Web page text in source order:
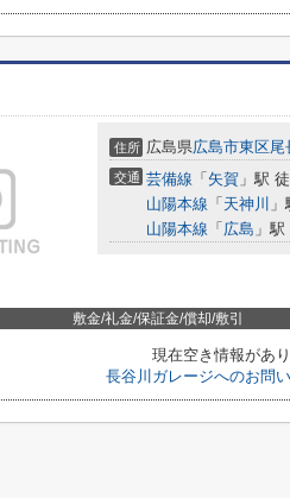
住所 広島県広島市東区尾
交通 芸備線 「 矢賀 」駅
山陽本線 「 天神川
山陽本線 「 広島 」
敷金/礼金/保証金/償却/敷引
現在空き情報があり
長谷川ガレージへのお問